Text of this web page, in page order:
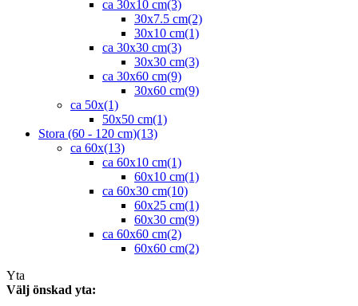
ca 30x10 cm(3)
30x7.5 cm(2)
30x10 cm(1)
ca 30x30 cm(3)
30x30 cm(3)
ca 30x60 cm(9)
30x60 cm(9)
ca 50x(1)
50x50 cm(1)
Stora (60 - 120 cm)(13)
ca 60x(13)
ca 60x10 cm(1)
60x10 cm(1)
ca 60x30 cm(10)
60x25 cm(1)
60x30 cm(9)
ca 60x60 cm(2)
60x60 cm(2)
Yta
Välj önskad yta: